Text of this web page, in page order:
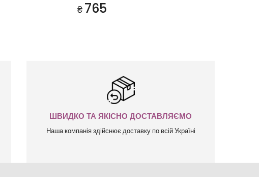
₴ 765
ШВИДКО ТА ЯКІСНО ДОСТАВЛЯЄМО
Наша компанія здійснює доставку по всій Україні